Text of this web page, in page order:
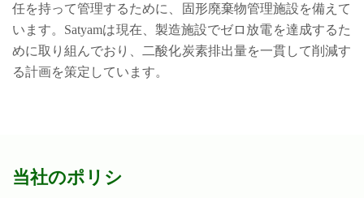
任を持って管理するために、固形廃棄物管理施設を備えて
います。Satyamは現在、製造施設でゼロ放電を達成するた
めに取り組んでおり、二酸化炭素排出量を一貫して削減す
る計画を策定しています。
当社のポリシ